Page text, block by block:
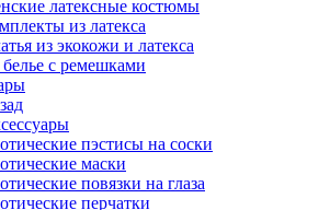
латексные костюмы
из латекса
из экокожи и латекса
с ремешками
пэстисы на соски
маски
повязки на глаза
перчатки